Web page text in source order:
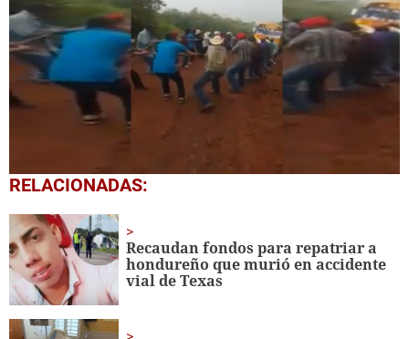
0
seconds
45
seconds
RELACIONADAS:
Recaudan fondos para repatriar a
hondureño que murió en accidente
vial de Texas